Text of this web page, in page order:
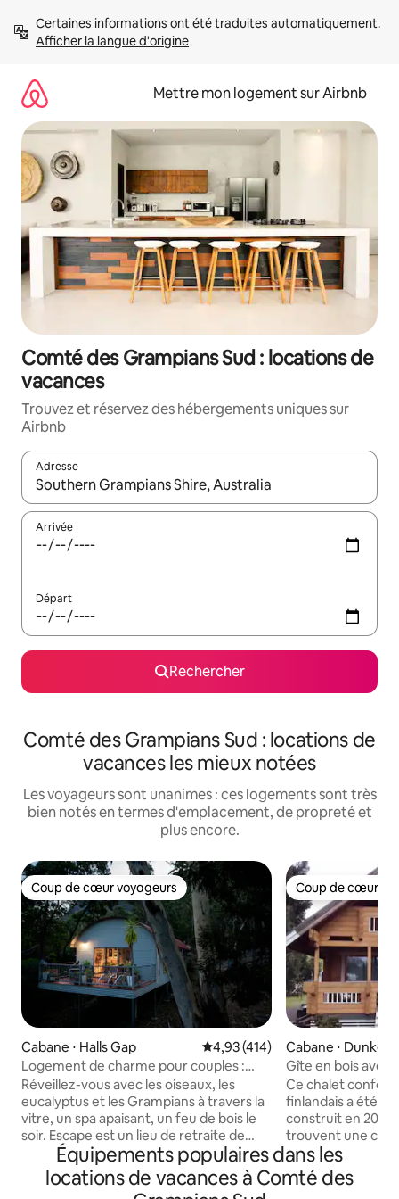
directement
Afficher la langue d'origine
Mettre mon logement sur Airbnb
Comté des Grampians Sud : locations de
vacances
Trouvez et réservez des hébergements uniques sur
Airbnb
Adresse
Lorsque les résultats s'affichent, utilisez les flèches vers le
Arrivée
Départ
Rechercher
Comté des Grampians Sud : locations de
vacances les mieux notées
Les voyageurs sont unanimes : ces logements sont très
bien notés en termes d'emplacement, de propreté et
plus encore.
Coup de cœur voyageurs
Coup de cœur voyageurs
Cabane ⋅ Halls Gap Évaluation moyenne sur la
4,93 (414)
Logement de charme pour couples :
forêt, spa et feu de bois
Réveillez-vous avec les oiseaux, les
eucalyptus et les Grampians à travers la
vitre, un spa apaisant, un feu de bois le
soir. Escape est un lieu de retraite de
charme pour les couples, situé sur un
double bloc forestier privé :
suffisamment proche pour marcher
Coup de cœur
Coup de cœur
Cabane ⋅ Dunkeld
Gîte en bois avec
Ce chalet
finlandais a été
construit en 2007. Au premier niveau se
trouvent une
entièrement
confortable avec
pierre en son
Équipements populaires dans les
locations de vacances à Comté des